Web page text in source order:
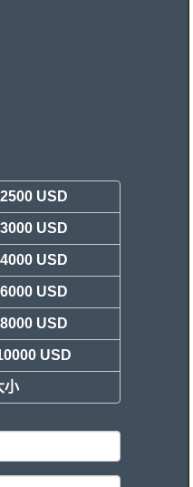
2500 USD
3000 USD
4000 USD
6000 USD
8000 USD
USD
小